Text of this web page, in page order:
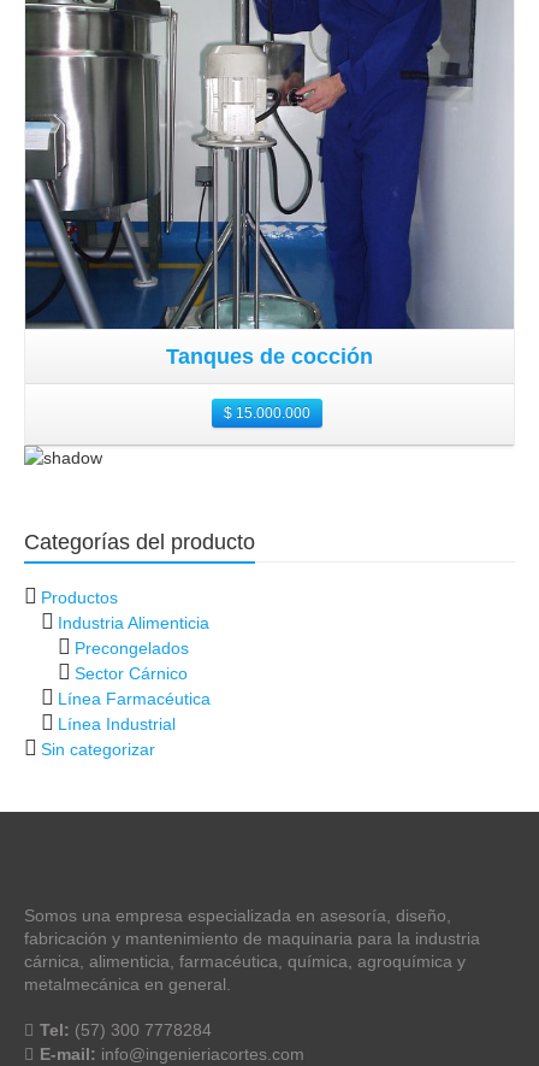
Tanques de cocción
$15.000.000
Categorías del producto
Productos
Industria Alimenticia
Precongelados
Sector Cárnico
Línea Farmacéutica
Línea Industrial
Sin categorizar
Somos una empresa especializada en asesoría, diseño,
fabricación y mantenimiento de maquinaria para la industria
cárnica, alimenticia, farmacéutica, química, agroquímica y
metalmecánica en general.
Tel: (57) 300 7778284
E-mail: info@ingenieriacortes.com